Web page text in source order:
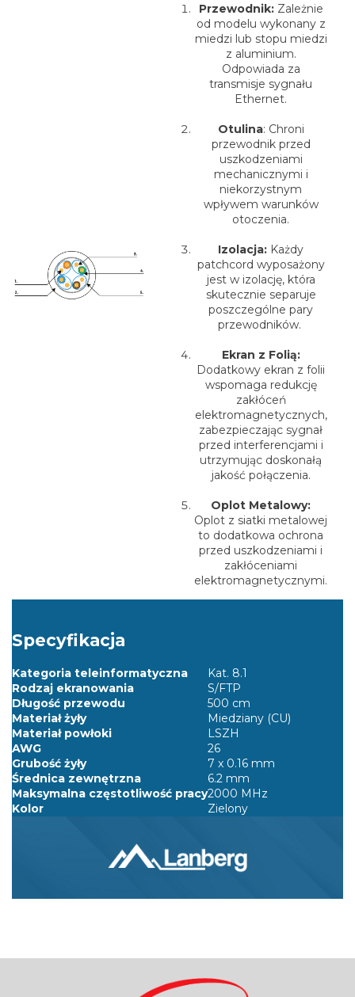
Przewodnik:Zależnie
od modelu wykonany z
miedzi lub stopu miedzi
z aluminium.
Odpowiada za
transmisje sygnału
Ethernet.
Otulina: Chroni
przewodnik przed
uszkodzeniami
mechanicznymi i
niekorzystnym
wpływem warunków
otoczenia.
Izolacja: Każdy
patchcord wyposażony
jest w izolację, która
skutecznie separuje
poszczególne pary
przewodników.
Ekran z Folią:
Dodatkowy ekran z folii
wspomaga redukcję
zakłóceń
elektromagnetycznych,
zabezpieczając sygnał
przed interferencjami i
utrzymując doskonałą
jakość połączenia.
Oplot Metalowy:
Oplot z siatki metalowej
to dodatkowa ochrona
przed uszkodzeniami i
zakłóceniami
elektromagnetycznymi.
Specyfikacja
Kategoria teleinformatyczna
Kat. 8.1
Rodzaj ekranowania
S/FTP
Długość przewodu
500 cm
Materiał żyły
Miedziany (CU)
Materiał powłoki
LSZH
AWG
26
Grubość żyły
7 x 0.16 mm
Średnica zewnętrzna
6.2 mm
Maksymalna częstotliwość pracy2000 MHz
Kolor
Zielony